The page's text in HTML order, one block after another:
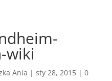
wiki
Ania | sty 28, 2015| 0